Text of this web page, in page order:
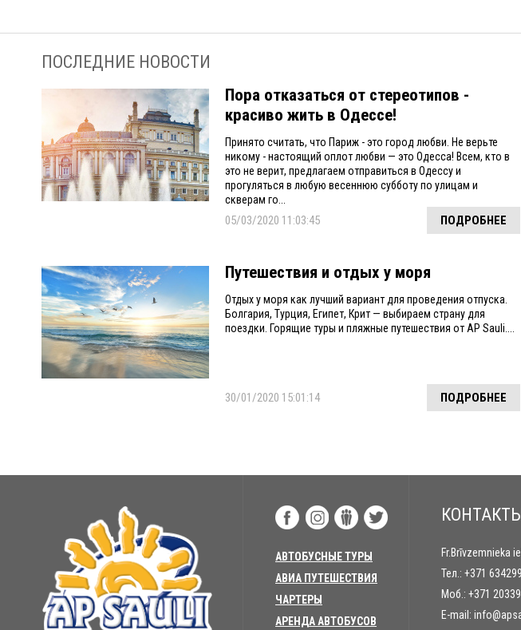
ПОСЛЕДНИЕ НОВОСТИ
Пора отказаться от стереотипов -
красиво жить в Одессе!
Принято считать, что Париж - это город любви. Не верьте
никому - настоящий оплот любви — это Одесса! Всем, кто в
это не верит, предлагаем отправиться в Одессу и
прогуляться в любую весеннюю субботу по улицам и
скверам го...
05/03/2020 11:03:45 ПОДРОБНЕЕ
Путешествия и отдых у моря
Отдых у моря как лучший вариант для проведения отпуска.
Болгария, Турция, Египет, Крит — выбираем страну для
поездки. Горящие туры и пляжные путешествия от AP Sauli....
30/01/2020 15:01:14 ПОДРОБНЕЕ
АВТОБУСНЫЕ ТУРЫ
АВИА ПУТЕШЕСТВИЯ
ЧАРТЕРЫ
АРЕНДА АВТОБУСОВ
Fr.Brīvzemnieka
Тел.: +371
Моб.: +371
E-mail: